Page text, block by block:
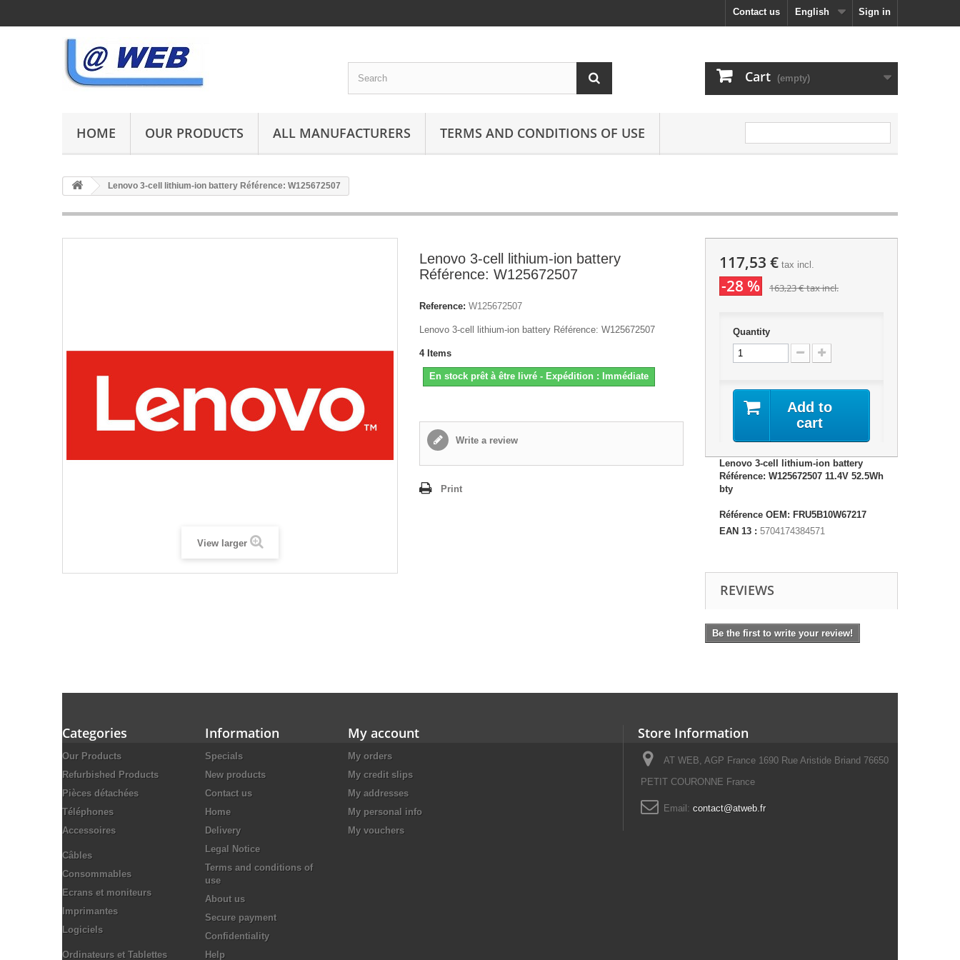
Sign in
English
Contact us
Cart (empty)
HOME OUR PRODUCTS ALL MANUFACTURERS TERMS AND CONDITIONS OF USE
Lenovo 3-cell lithium-ion battery Référence: W125672507
View larger
Lenovo 3-cell lithium-ion battery
Référence: W125672507
Reference: W125672507
Lenovo 3-cell lithium-ion battery Référence: W125672507
4 Items
En stock prêt à être livré - Expédition : Immédiate
Write a review
Print
117,53 €tax incl.
-28 % 163,23 €tax incl.
Quantity
Add to
cart
Lenovo 3-cell lithium-ion battery
Référence: W125672507 11.4V 52.5Wh
bty
Référence OEM: FRU5B10W67217
EAN 13 : 5704174384571
REVIEWS
Be the first to write your review!
Categories
Our Products
Refurbished Products
Pièces détachées
Téléphones
Accessoires
Câbles
Consommables
Ecrans et moniteurs
Imprimantes
Logiciels
Ordinateurs et Tablettes
Information
Specials
New products
Contact us
Home
Delivery
Legal Notice
Terms and conditions of
use
About us
Secure payment
Confidentiality
Help
My account
My orders
My credit slips
My addresses
My personal info
My vouchers
Store Information
AT WEB, AGP France 1690 Rue Aristide Briand 76650
PETIT COURONNE France
Email: contact@atweb.fr